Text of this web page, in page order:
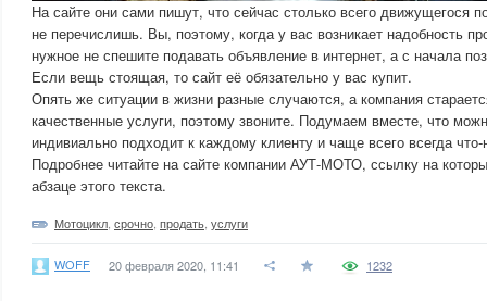
На сайте они сами пишут, что сейчас столько всего движущегося
не перечислишь. Вы, поэтому, когда у вас возникает надобность
нужное не спешите подавать объявление в интернет, а с начала
Если вещь стоящая, то сайт её обязательно у вас купит.
Опять же ситуации в жизни разные случаются, а компания
качественные услуги, поэтому звоните. Подумаем вместе, что
индивиально подходит к каждому клиенту и чаще всего всегда
Подробнее читайте на сайте компании АУТ-МОТО, ссылку на
абзаце этого текста.
Мотоцикл срочно продать услуги
WOFF 20 февраля 2020, 11:41 1232